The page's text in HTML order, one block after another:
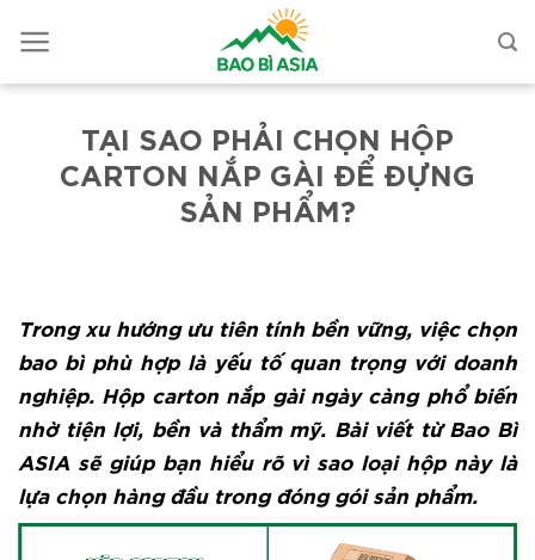
TẠI SAO PHẢI CHỌN HỘP
CARTON NẮP GÀI ĐỂ ĐỰNG
SẢN PHẨM?
Trong xu hướng ưu tiên tính bền vững, việc chọn
bao bì phù hợp là yếu tố quan trọng với doanh
nghiệp. Hộp carton nắp gài ngày càng phổ biến
nhờ tiện lợi, bền và thẩm mỹ. Bài viết từ Bao Bì
ASIA sẽ giúp bạn hiểu rõ vì sao loại hộp này là
lựa chọn hàng đầu trong đóng gói sản phẩm.